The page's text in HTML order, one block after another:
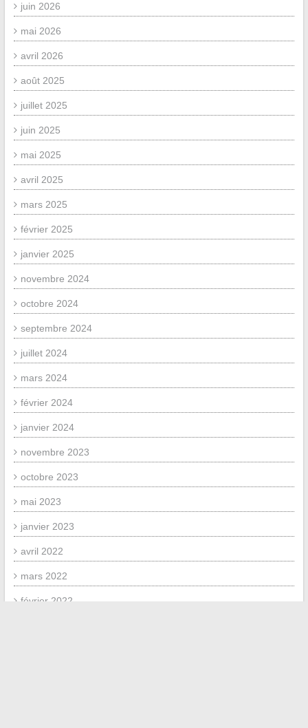
juin 2026
mai 2026
avril 2026
août 2025
juillet 2025
juin 2025
mai 2025
avril 2025
mars 2025
février 2025
janvier 2025
novembre 2024
octobre 2024
septembre 2024
juillet 2024
mars 2024
février 2024
janvier 2024
novembre 2023
octobre 2023
mai 2023
janvier 2023
avril 2022
mars 2022
février 2022